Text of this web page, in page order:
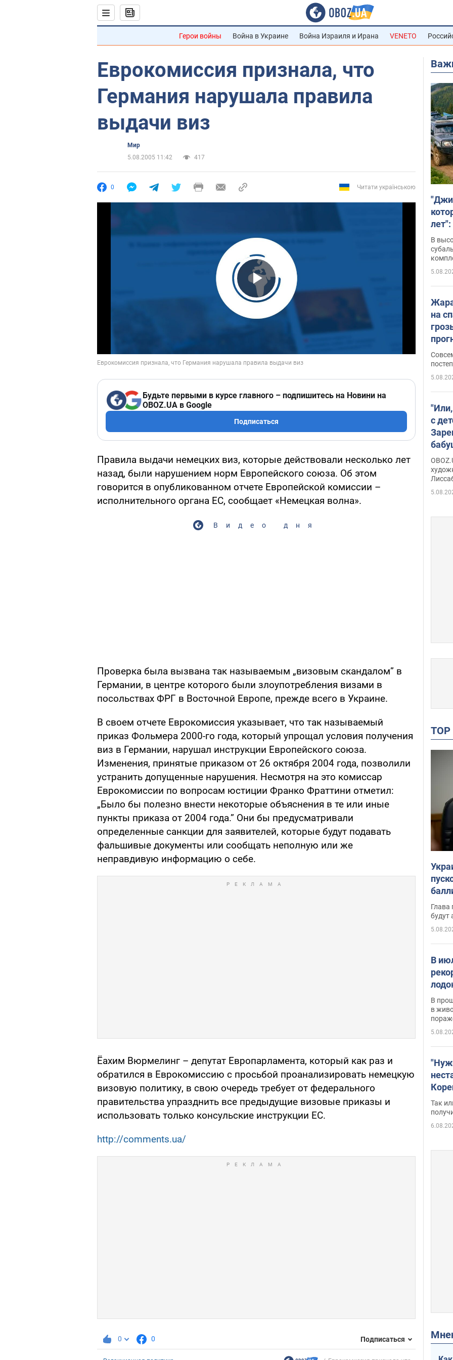
Герои войны Война в Украине Война Израиля и Ирана VENETO
Еврокомиссия признала, что
Германия нарушала правила
выдачи виз
Мир
5.08.2005 11:42
417
0 Читати українською
Play Video
Будьте первыми в курсе главного – подпишитесь на Новини на
OBOZ.UA в Google
Подписаться
Правила выдачи немецких виз, которые действовали несколько лет
назад, были нарушением норм Европейского союза. Об этом
говорится в опубликованном отчете Европейской комиссии –
исполнительного органа ЕС, сообщает «Немецкая волна».
Видео дня
Проверка была вызвана так называемым „визовым скандалом” в
Германии, в центре которого были злоупотребления визами в
посольствах ФРГ в Восточной Европе, прежде всего в Украине.
В своем отчете Еврокомиссия указывает, что так называемый
приказ Фольмера 2000-го года, который упрощал условия получения
виз в Германии, нарушал инструкции Европейского союза.
Изменения, принятые приказом от 26 октября 2004 года, позволили
устранить допущенные нарушения. Несмотря на это комиссар
Еврокомиссии по вопросам юстиции Франко Фраттини отметил:
„Было бы полезно внести некоторые объяснения в те или иные
пункты приказа от 2004 года.” Они бы предусматривали
определенные санкции для заявителей, которые будут подавать
фальшивые документы или сообщать неполную или же
неправдивую информацию о себе.
Ёахим Вюрмелинг – депутат Европарламента, который как раз и
обратился в Еврокомиссию с просьбой проанализировать немецкую
визовую политику, в свою очередь требует от федерального
правительства упразднить все предыдущие визовые приказы и
использовать только консульские инструкции ЕС.
http://comments.ua/
0 0 Подписаться
В
на
с
сына
Глава
будут
В
В
в
Так